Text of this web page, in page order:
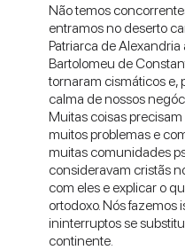
Não temos
entramos no deserto
Patriarca de Alexandria
Bartolomeu de
tornaram cismáticos e,
calma de nossos
Muitas coisas
muitos problemas e
muitas comunidades
consideravam cristãs
com eles e explicar o
ortodoxo. Nós fazemos
ininterruptos se
continente.